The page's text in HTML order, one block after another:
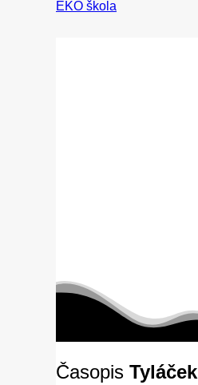
EKO škola
Časopis Tyláček